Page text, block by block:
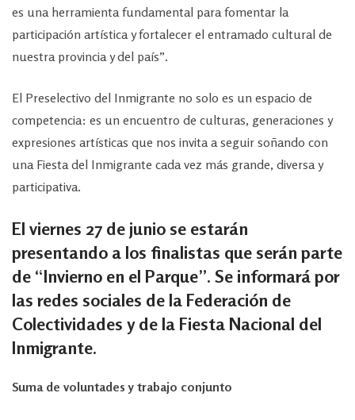
es una herramienta fundamental para fomentar la
participación artística y fortalecer el entramado cultural de
nuestra provincia y del país”.
El Preselectivo del Inmigrante no solo es un espacio de
competencia: es un encuentro de culturas, generaciones y
expresiones artísticas que nos invita a seguir soñando con
una Fiesta del Inmigrante cada vez más grande, diversa y
participativa.
El viernes 27 de junio se estarán
presentando a los finalistas que serán parte
de “Invierno en el Parque”. Se informará por
las redes sociales de la Federación de
Colectividades y de la Fiesta Nacional del
Inmigrante.
Suma de voluntades y trabajo conjunto